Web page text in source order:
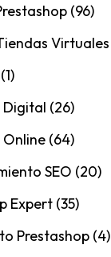
(96)
Virtuales
(1)
Digital (26)
(64)
SEO (20)
Expert (35)
Prestashop (4)